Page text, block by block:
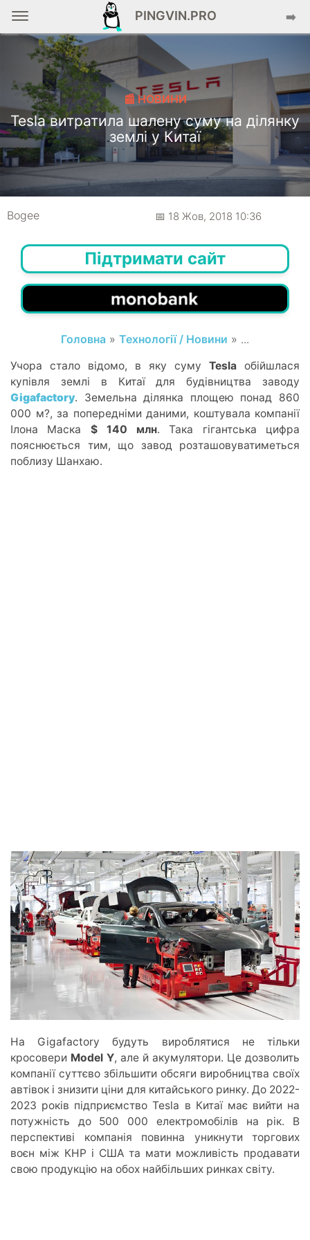
PINGVIN.PRO ➡️
📰 НОВИНИ
Tesla витратила шалену суму на ділянку
землі у Китаї
Bogee 📅 18 Жов, 2018 10:36
Підтримати сайт
Головна » Технології / Новини » ...
Учора стало відомо, в яку суму Tesla обійшлася
купівля землі в Китаї для будівництва заводу
Gigafactory. Земельна ділянка площею понад 860
000 м?, за попередніми даними, коштувала компанії
Ілона Маска $ 140 млн. Така гігантська цифра
пояснюється тим, що завод розташовуватиметься
поблизу Шанхаю.
На Gigafactory будуть вироблятися не тільки
кросовери Model Y, але й акумулятори. Це дозволить
компанії суттєво збільшити обсяги виробництва своїх
автівок і знизити ціни для китайського ринку. До 2022-
2023 років підприємство Tesla в Китаї має вийти на
потужність до 500 000 електромобілів на рік. В
перспективі компанія повинна уникнути торгових
воєн між КНР і США та мати можливість продавати
свою продукцію на обох найбільших ринках світу.